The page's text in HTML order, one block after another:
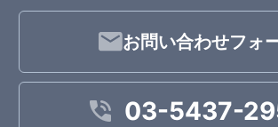
お問い合わせフォ
03-5437-